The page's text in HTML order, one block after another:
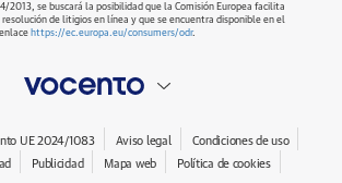
2013, se buscará la posibilidad que la Comisión Europea facilita
de litigios en línea y que se encuentra disponible en el
enlace https://ec.europa.eu/consumers/odr.
UE 2024/1083 Aviso legal
Condiciones de uso
Publicidad Mapa web Política de cookies